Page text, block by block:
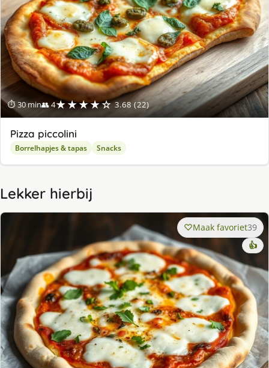
⏱ 30 min👥 4★★★★☆ 3.68 (22)
Pizza piccolini
Borrelhapjes & tapas Snacks
Lekker hierbij
Maak favoriet39
👍